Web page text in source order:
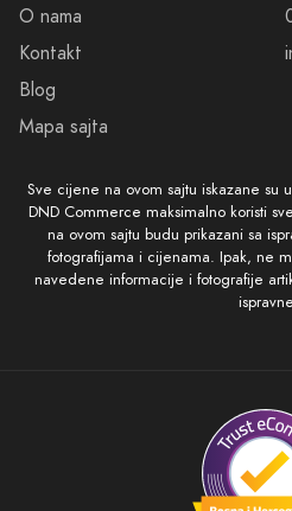
O nama
Kontakt
Blog
Mapa sajta
Sve cijene na ovom sajtu iskazane su
DND Commerce maksimalno koristi
na ovom sajtu budu prikazani sa
fotografijama i cijenama. Ipak, ne
navedene informacije i fotografije
ispravne